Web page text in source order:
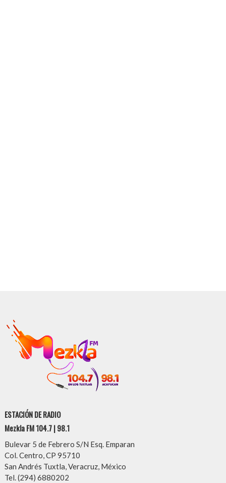
ESTACIÓN DE RADIO
Mezkla FM 104.7 | 98.1
Bulevar 5 de Febrero S/N Esq. Emparan
Col. Centro, CP 95710
San Andrés Tuxtla, Veracruz, México
Tel. (294) 6880202